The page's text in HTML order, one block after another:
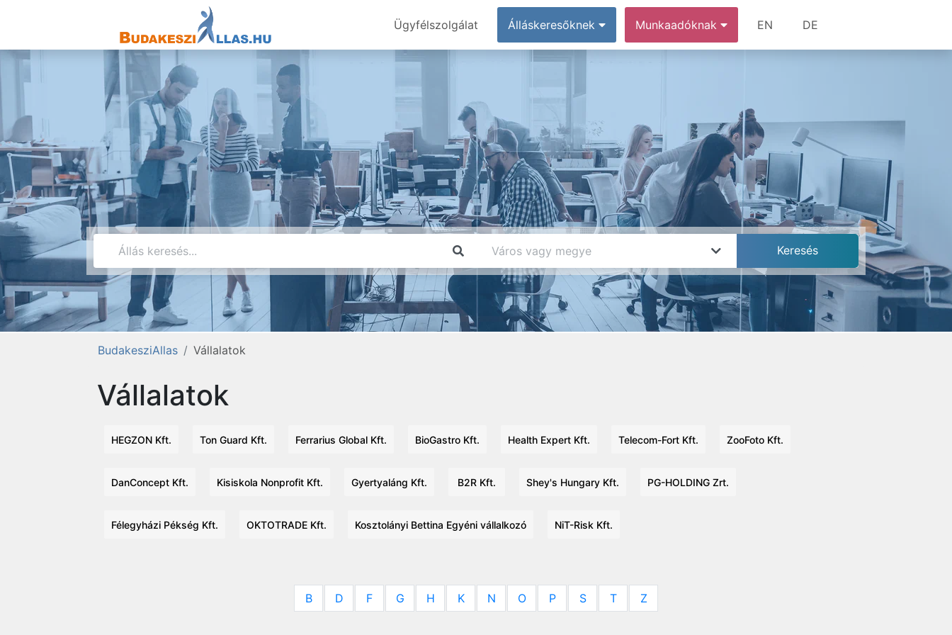
Ügyfélszolgálat Álláskeresőknek Munkaadóknak EN DE
BudakesziAllas Vállalatok
Vállalatok
HEGZON Kft. Ton Guard Kft. Ferrarius Global Kft. BioGastro Kft. Health Expert Kft. Telecom-Fort Kft. ZooFoto Kft.
DanConcept Kft. Kisiskola Nonprofit Kft. Gyertyaláng Kft. B2R Kft. Shey's Hungary Kft. PG-HOLDING Zrt.
Félegyházi Pékség Kft. OKTOTRADE Kft. Kosztolányi Bettina Egyéni vállalkozó NiT-Risk Kft.
B D F G H K N O P S T Z